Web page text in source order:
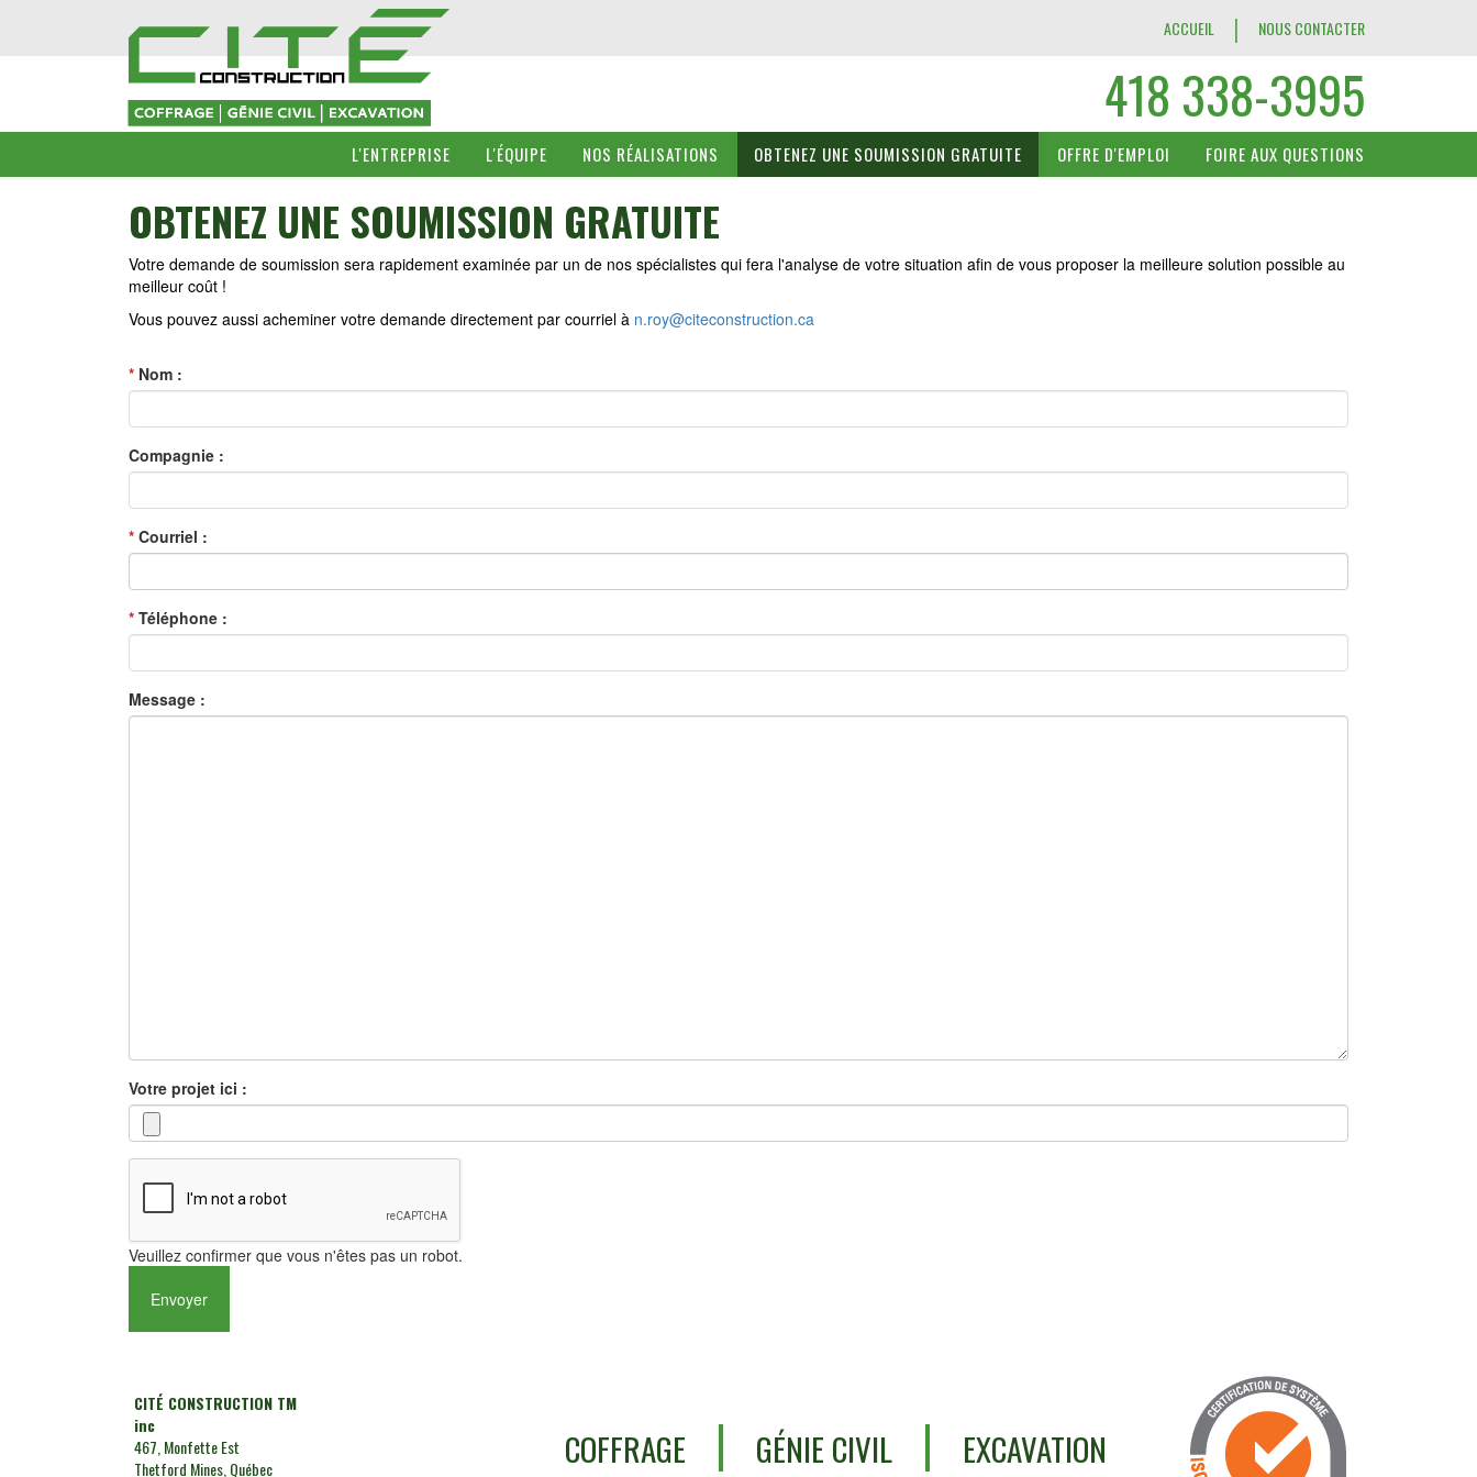
ACCUEIL | NOUS CONTACTER
418 338-3995
L'ENTREPRISE L'ÉQUIPE NOS RÉALISATIONS OBTENEZ UNE SOUMISSION GRATUITE OFFRE D'EMPLOI FOIRE AUX QUESTIONS
OBTENEZ UNE SOUMISSION GRATUITE
Votre demande de soumission sera rapidement examinée par un de nos spécialistes qui fera l'analyse de votre situation afin de vous proposer la meilleure solution possible au
meilleur coût !
Vous pouvez aussi acheminer votre demande directement par courriel à n.roy@citeconstruction.ca
* Nom :
Compagnie :
* Courriel :
* Téléphone :
Message :
Votre projet ici :
Veuillez confirmer que vous n'êtes pas un robot.
CITÉ CONSTRUCTION TM
inc
467, Monfette Est
Thetford Mines, Québec
COFFRAGE GÉNIE CIVIL EXCAVATION